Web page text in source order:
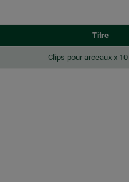
Titre
Clips pour arceaux x